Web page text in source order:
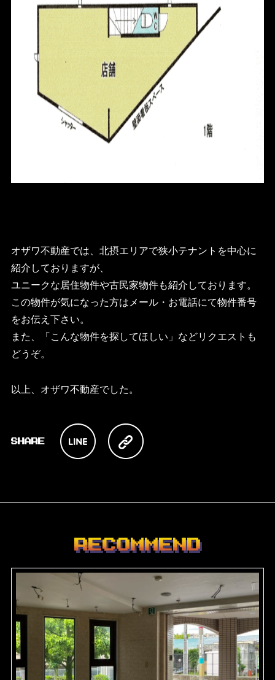
オザワ不動産では、北摂エリアで狭小テナントを中心に
紹介しておりますが、
ユニークな居住物件や古民家物件も紹介しております。
この物件が気になった方はメール・お電話にて物件番号
をお伝え下さい。
また、「こんな物件を探してほしい」などリクエストも
どうぞ。
以上、オザワ不動産でした。
RECOMMEND